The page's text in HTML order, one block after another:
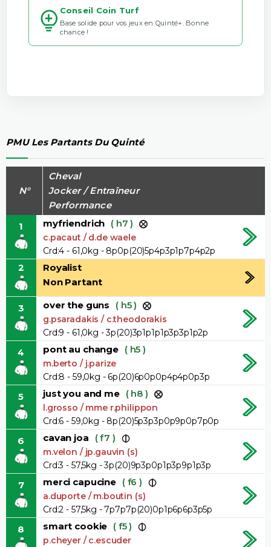
Conseil Coin Turf
Base solide pour vos jeux en Quinté+. Bonne
chance !
PMU Les Partants Du Quinté
N°
Cheval
Jocker / Entraîneur
Performance
1
myfriendrich ( h7 )
c.pacaut / d.de waele
Crd:4 - 61,0kg - 8p0p(20)5p4p3p1p7p4p2p
2
Royalist
Non Partant
3 over the guns ( h5 )
g.psaradakis / c.theodorakis
Crd:9 - 61,0kg - 3p(20)3p1p1p1p3p3p1p2p
4 pont au change ( h5 )
m.berto / j.parize
Crd:8 - 59,0kg - 6p(20)6p0p0p4p4p0p3p
5 just you and me ( h8 )
l.grosso / mme r.philippon
Crd:6 - 59,0kg - 8p(20)5p3p3p0p9p0p7p0p
6 cavan joa ( f7 )
m.velon / jp.gauvin (s)
Crd:3 - 57,5kg - 3p(20)9p3p0p1p3p9p1p3p
7 merci capucine ( f6 )
a.duporte / m.boutin (s)
Crd:2 - 57,5kg - 7p7p7p(20)0p1p6p6p3p5p
8 smart cookie ( f5 )
p.cheyer / c.escuder